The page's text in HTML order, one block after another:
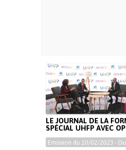
LE JOURNAL DE LA
SPÉCIAL UHFP AVEC
Emission du 10/02/2023 -